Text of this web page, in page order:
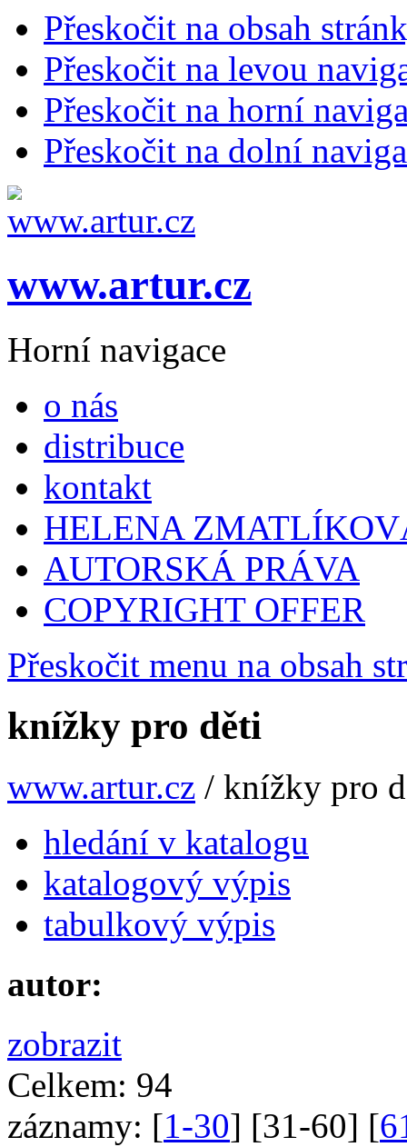
Přeskočit na obsah
Přeskočit na levou
Přeskočit na horní
Přeskočit na dolní
www.artur.cz
Horní navigace
o nás
distribuce
kontakt
HELENA
AUTORSKÁ PRÁVA
COPYRIGHT OFFER
Přeskočit menu na obsah
knížky pro děti
www.artur.cz / knížky pro
hledání v katalogu
katalogový výpis
tabulkový výpis
autor:
zobrazit
Celkem: 94
záznamy: [1-30] [31-60] [